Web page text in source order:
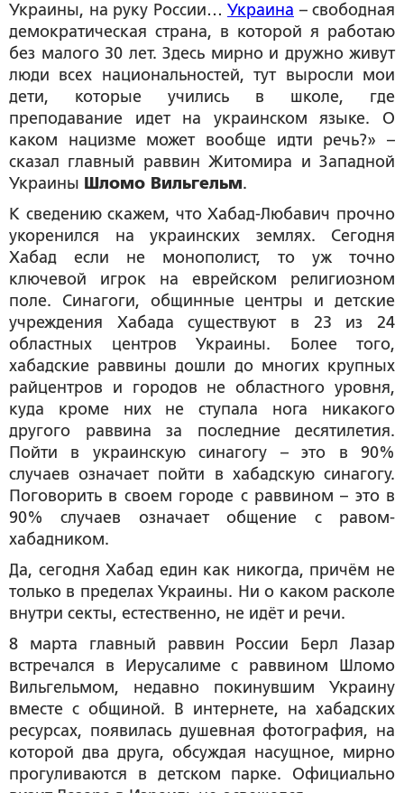
Украины, на руку России… Украина – свободная
демократическая страна, в которой я работаю
без малого 30 лет. Здесь мирно и дружно живут
люди всех национальностей, тут выросли мои
дети, которые учились в школе, где
преподавание идет на украинском языке. О
каком нацизме может вообще идти речь?» –
сказал главный раввин Житомира и Западной
Украины Шломо Вильгельм.
К сведению скажем, что Хабад-Любавич прочно
укоренился на украинских землях. Сегодня
Хабад если не монополист, то уж точно
ключевой игрок на еврейском религиозном
поле. Синагоги, общинные центры и детские
учреждения Хабада существуют в 23 из 24
областных центров Украины. Более того,
хабадские раввины дошли до многих крупных
райцентров и городов не областного уровня,
куда кроме них не ступала нога никакого
другого раввина за последние десятилетия.
Пойти в украинскую синагогу – это в 90%
случаев означает пойти в хабадскую синагогу.
Поговорить в своем городе с раввином – это в
90% случаев означает общение с равом-
хабадником.
Да, сегодня Хабад един как никогда, причём не
только в пределах Украины. Ни о каком расколе
внутри секты, естественно, не идёт и речи.
8 марта главный раввин России Берл Лазар
встречался в Иерусалиме с раввином Шломо
Вильгельмом, недавно покинувшим Украину
вместе с общиной. В интернете, на хабадских
ресурсах, появилась душевная фотография, на
которой два друга, обсуждая насущное, мирно
прогуливаются в детском парке. Официально